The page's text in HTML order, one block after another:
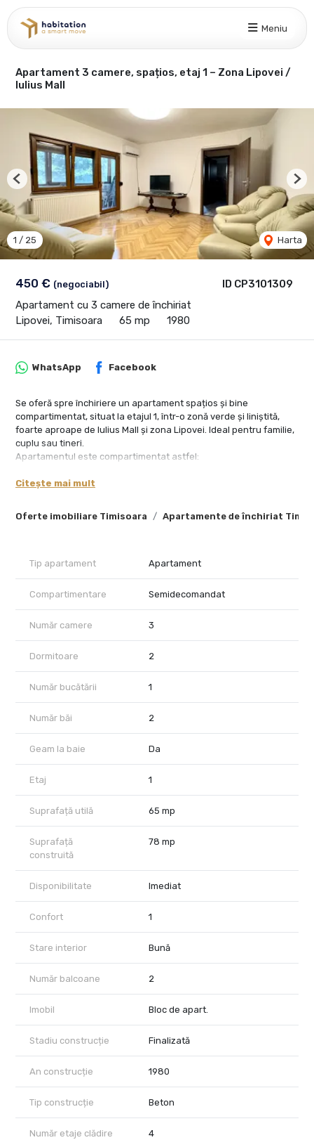
Meniu
Apartament 3 camere, spațios, etaj 1 – Zona Lipovei /
Iulius Mall
ID CP3101309
450 € (negociabil)
Apartament cu 3 camere de închiriat
Lipovei, Timisoara
65 mp 1980
1 / 25 Harta
Previous
Oferte imobiliare Timisoara Apartamente de închiriat
WhatsApp Facebook
Se oferă spre închiriere un apartament spațios și bine
compartimentat, situat la etajul 1, într-o zonă verde și liniștită,
foarte aproape de Iulius Mall și zona Lipovei. Ideal pentru familie,
cuplu sau tineri.
Apartamentul este compartimentat astfel:
living luminos cu acces către balcon închis;
bucătărie complet mobilată și utilată;
termic și costuri eficiente de întreținere.
magazine și supermarketuri;
școli și grădinițe;
centre comerciale;
mijloace de transport;
spații verzi și zone de relaxare.
Pentru mai multe detalii sau programarea unei vizionări, mă
puteți contacta telefonic.
Citește mai mult
Tip apartament Apartament
Compartimentare Semidecomandat
Număr camere 3
Dormitoare 2
Număr bucătării 1
Număr băi 2
Geam la baie Da
Etaj 1
Suprafață utilă 65 mp
Suprafață
construită
78 mp
Disponibilitate Imediat
Confort 1
Stare interior Bună
Număr balcoane 2
Imobil Bloc de apart.
Stadiu construcție Finalizată
An construcție 1980
Tip construcție Beton
Număr etaje clădire 4